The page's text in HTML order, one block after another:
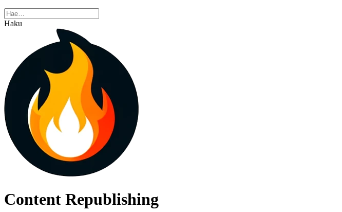
Haku
Content Republishing